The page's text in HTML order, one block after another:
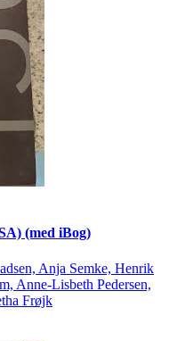
(med iBog)
Anja Semke, Henrik
Anne-Lisbeth Pedersen,
Frøjk